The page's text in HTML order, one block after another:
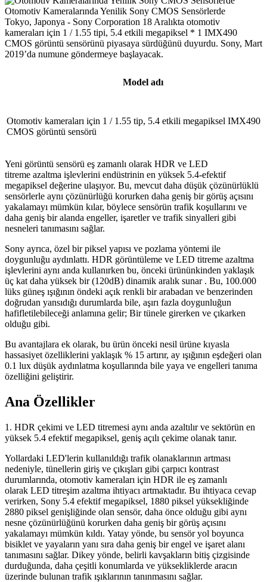
Otomotiv Kameralarında Yenilik Sony CMOS Sensörlerde
Tokyo, Japonya - Sony Corporation 18 Aralıkta otomotiv
kameraları için 1 / 1.55 tipi, 5.4 etkili megapiksel * 1 IMX490
CMOS görüntü sensörünü piyasaya sürdüğünü duyurdu. Sony, Mart
2019’da numune göndermeye başlayacak.
Model adı
Otomotiv kameraları için 1 / 1.55 tip, 5.4 etkili megapiksel IMX490
CMOS görüntü sensörü
Yeni görüntü sensörü eş zamanlı olarak HDR ve LED
titreme azaltma işlevlerini endüstrinin en yüksek 5.4-efektif
megapiksel değerine ulaşıyor. Bu, mevcut daha düşük çözünürlüklü
sensörlerle aynı çözünürlüğü korurken daha geniş bir görüş açısını
yakalamayı mümkün kılar, böylece sensörün trafik koşullarını ve
daha geniş bir alanda engeller, işaretler ve trafik sinyalleri gibi
nesneleri tanımasını sağlar.
Sony ayrıca, özel bir piksel yapısı ve pozlama yöntemi ile
doygunluğu aydınlattı. HDR görüntüleme ve LED titreme azaltma
işlevlerini aynı anda kullanırken bu, önceki ürününkinden yaklaşık
üç kat daha yüksek bir (120dB) dinamik aralık sunar . Bu, 100.000
lüks güneş ışığının öndeki açık renkli bir arabadan ve benzerinden
doğrudan yansıdığı durumlarda bile, aşırı fazla doygunluğun
hafifletilebileceği anlamına gelir; Bir tünele girerken ve çıkarken
olduğu gibi.
Bu avantajlara ek olarak, bu ürün önceki nesil ürüne kıyasla
hassasiyet özelliklerini yaklaşık % 15 artırır, ay ışığının eşdeğeri olan
0.1 lux düşük aydınlatma koşullarında bile yaya ve engelleri tanıma
özelliğini geliştirir.
Ana Özellikler
1. HDR çekimi ve LED titremesi aynı anda azaltılır ve sektörün en
yüksek 5.4 efektif megapiksel, geniş açılı çekime olanak tanır.
Yollardaki LED'lerin kullanıldığı trafik olanaklarının artması
nedeniyle, tünellerin giriş ve çıkışları gibi çarpıcı kontrast
durumlarında, otomotiv kameraları için HDR ile eş zamanlı
olarak LED titreşim azaltma ihtiyacı artmaktadır. Bu ihtiyaca cevap
verirken, Sony 5.4 efektif megapiksel, 1880 piksel yüksekliğinde
2880 piksel genişliğinde olan sensör, daha önce olduğu gibi aynı
nesne çözünürlüğünü korurken daha geniş bir görüş açısını
yakalamayı mümkün kıldı. Yatay yönde, bu sensör yol boyunca
bisiklet ve yayaların yanı sıra daha geniş bir engel ve işaret alanı
tanımasını sağlar. Dikey yönde, belirli kavşakların bitiş çizgisinde
durduğunda, daha çeşitli konumlarda ve yüksekliklerde aracın
üzerinde bulunan trafik ışıklarının tanınmasını sağlar.